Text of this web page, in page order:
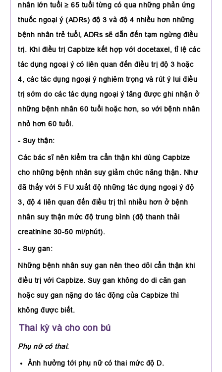
nhân lớn tuổi ≥ 65 tuổi từng có qua những phản ứng
thuốc ngoại ý (ADRs) độ 3 và độ 4 nhiều hơn những
bệnh nhân trẻ tuổi, ADRs sẽ dẫn đến tạm ngừng điều
trị. Khi điều trị Capbize kết hợp với docetaxel, tỉ lệ các
tác dụng ngoại ý có liên quan đến điều trị độ 3 hoặc
4, các tác dụng ngoại ý nghiêm trọng và rút ý lui điều
trị sớm do các tác dụng ngoại ý tăng được ghi nhận ở
những bệnh nhân 60 tuổi hoặc hơn, so với bệnh nhân
nhỏ hơn 60 tuổi.
- Suy thận:
Các bác sĩ nên kiểm tra cẩn thận khi dùng Capbize
cho những bệnh nhân suy giảm chức năng thận. Như
đã thấy với 5 FU xuất độ những tác dụng ngoại ý độ
3, độ 4 liên quan đến điều trị thì nhiều hơn ở bệnh
nhân suy thận mức độ trung bình (độ thanh thải
creatinine 30-50 ml/phút).
- Suy gan:
Những bệnh nhân suy gan nên theo dõi cẩn thận khi
điều trị với Capbize. Suy gan không do di căn gan
hoặc suy gan nặng do tác động của Capbize thì
không được biết.
Thai kỳ và cho con bú
Phụ nữ có thai:
Ảnh hưởng tới phụ nữ có thai mức độ D.